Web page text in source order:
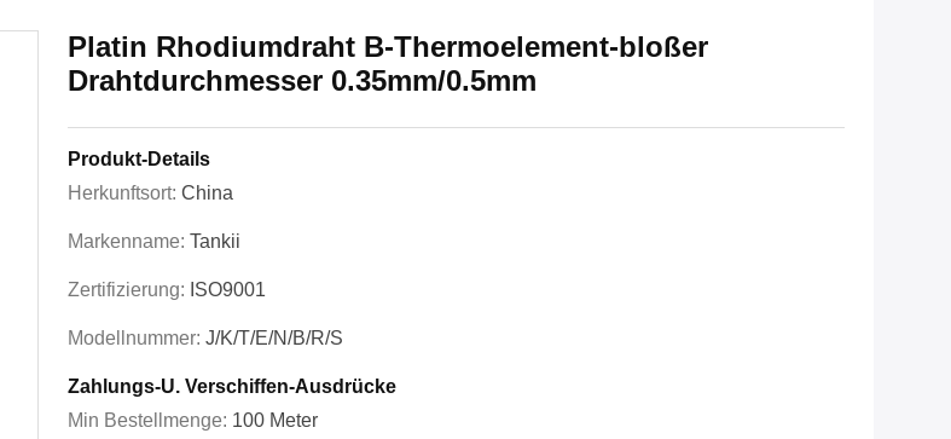
Platin Rhodiumdraht B-Thermoelement-bloßer
Drahtdurchmesser 0.35mm/0.5mm
Produkt-Details
Herkunftsort: China
Markenname: Tankii
Zertifizierung: ISO9001
Modellnummer: J/K/T/E/N/B/R/S
Zahlungs-U. Verschiffen-Ausdrücke
Min Bestellmenge: 100 Meter